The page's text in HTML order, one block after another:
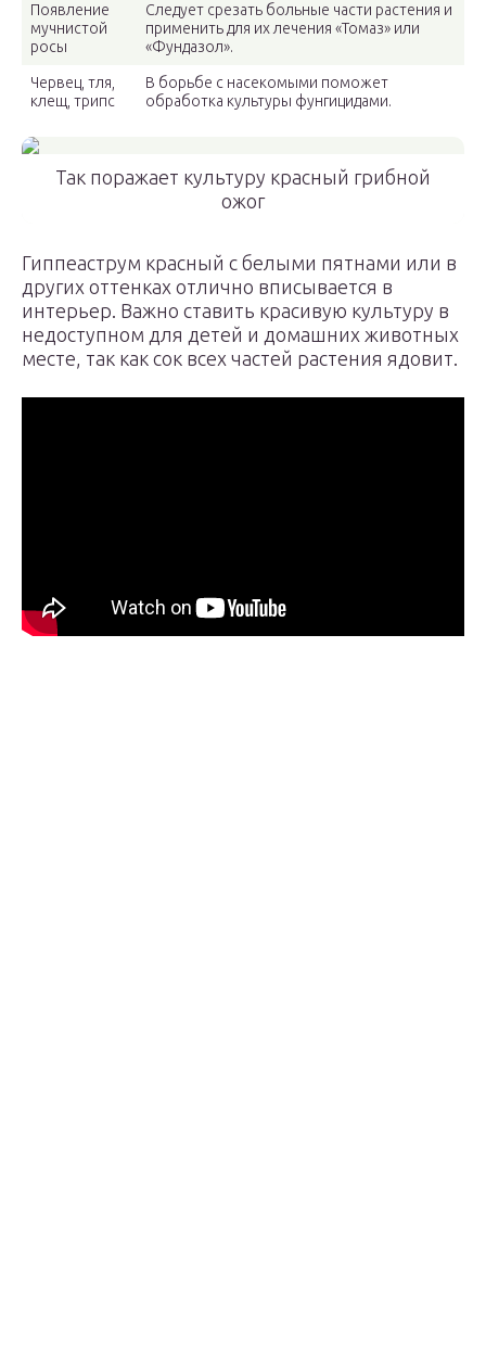
Появление
мучнистой
росы
Следует срезать больные части растения и
применить для их лечения «Томаз» или
«Фундазол».
Червец, тля,
клещ, трипс
В борьбе с насекомыми поможет
обработка культуры фунгицидами.
Так поражает культуру красный грибной
ожог
Гиппеаструм красный с белыми пятнами или в
других оттенках отлично вписывается в
интерьер. Важно ставить красивую культуру в
недоступном для детей и домашних животных
месте, так как сок всех частей растения ядовит.